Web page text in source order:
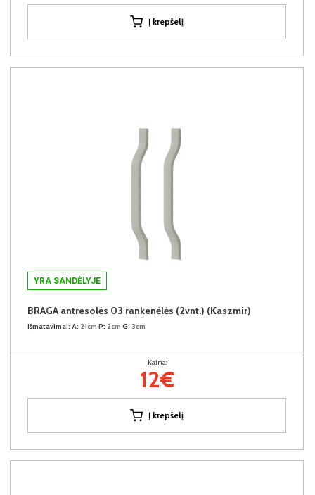
Į krepšelį
YRA SANDĖLYJE
BRAGA antresolės 03 rankenėlės (2vnt.) (Kaszmir)
Išmatavimai: A: 21cm P: 2cm G: 3cm
Kaina:
12€
Į krepšelį